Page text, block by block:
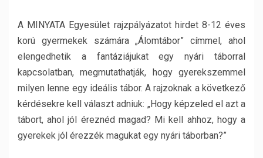
A MINYATA Egyesület rajzpályázatot hirdet 8-12 éves
korú gyermekek számára „Álomtábor” címmel, ahol
elengedhetik a fantáziájukat egy nyári táborral
kapcsolatban, megmutathatják, hogy gyerekszemmel
milyen lenne egy ideális tábor. A rajzoknak a következő
kérdésekre kell választ adniuk: „Hogy képzeled el azt a
tábort, ahol jól éreznéd magad? Mi kell ahhoz, hogy a
gyerekek jól érezzék magukat egy nyári táborban?”